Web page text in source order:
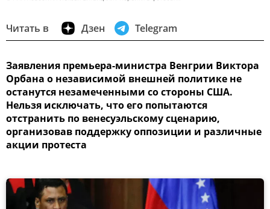
Читать в Дзен Telegram
Заявления премьера-министра Венгрии Виктора
Орбана о независимой внешней политике не
останутся незамеченными со стороны США.
Нельзя исключать, что его попытаются
отстранить по венесуэльскому сценарию,
организовав поддержку оппозиции и различные
акции протеста